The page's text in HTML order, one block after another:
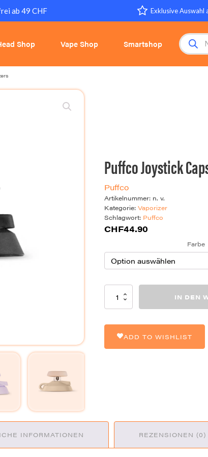
ab 49 CHF Exklusive Auswahl
Shop Vape Shop Smartshop Products
Puffco Joystick
Puffco
Artikelnummer: n. v.
Kategorie: Vaporizer
Schlagwort: Puffco
CHF44.90
Farbe
Puffco
Joystick
Proxy
Vaporizers
Menge
IN DEN
ADD TO WISHLIST
INFORMATIONEN REZENSIONEN (0)